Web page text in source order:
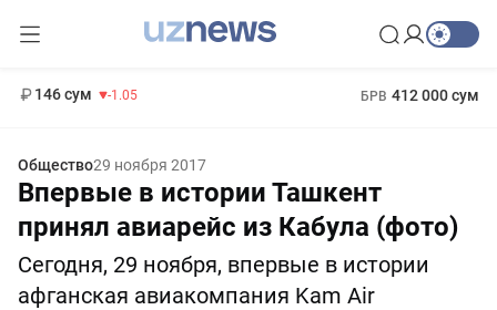
146 сум -1.05 БРВ 412 000 сум
Общество29 ноября 2017
Впервые в истории Ташкент
принял авиарейс из Кабула (фото)
Сегодня, 29 ноября, впервые в истории
афганская авиакомпания Kam Air